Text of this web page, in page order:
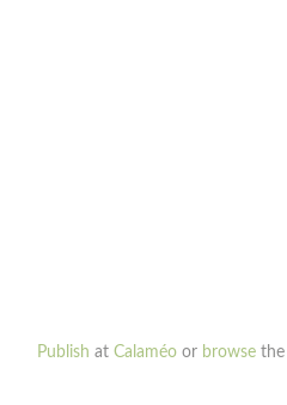
Publish at Calaméoor browsethe